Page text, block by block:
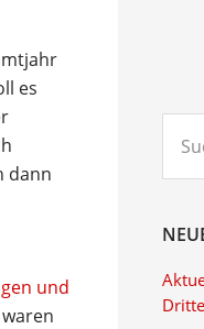
es
dann
und